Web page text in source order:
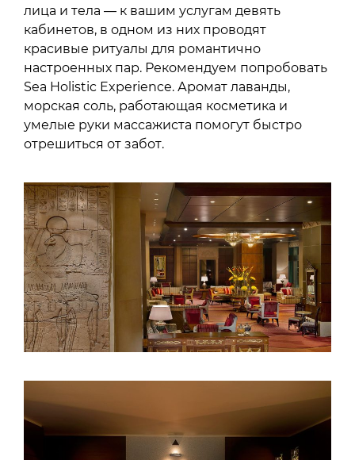
лица и тела — к вашим услугам девять
кабинетов, в одном из них проводят
красивые ритуалы для романтично
настроенных пар. Рекомендуем попробовать
Sea Holistic Experience. Аромат лаванды,
морская соль, работающая косметика и
умелые руки массажиста помогут быстро
отрешиться от забот.